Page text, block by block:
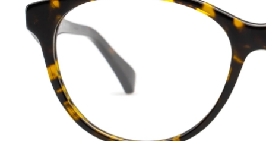
Breedte
44 mm
Glashoogte Glasbreedte